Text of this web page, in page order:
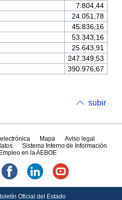
7.804,44
24.051,78
45.836,16
53.343,16
25.643,91
247.349,53
390.976,67
subir
Mapa
Aviso legal
Sistema Interno de Información
Empleo en la AEBOE
Oficial del Estado